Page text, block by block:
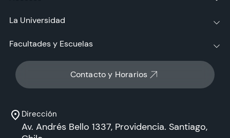
Contacto y Horarios
Dirección
Av. Andrés Bello 1337, Providencia. Santiago,
La Universidad
Facultades y Escuelas